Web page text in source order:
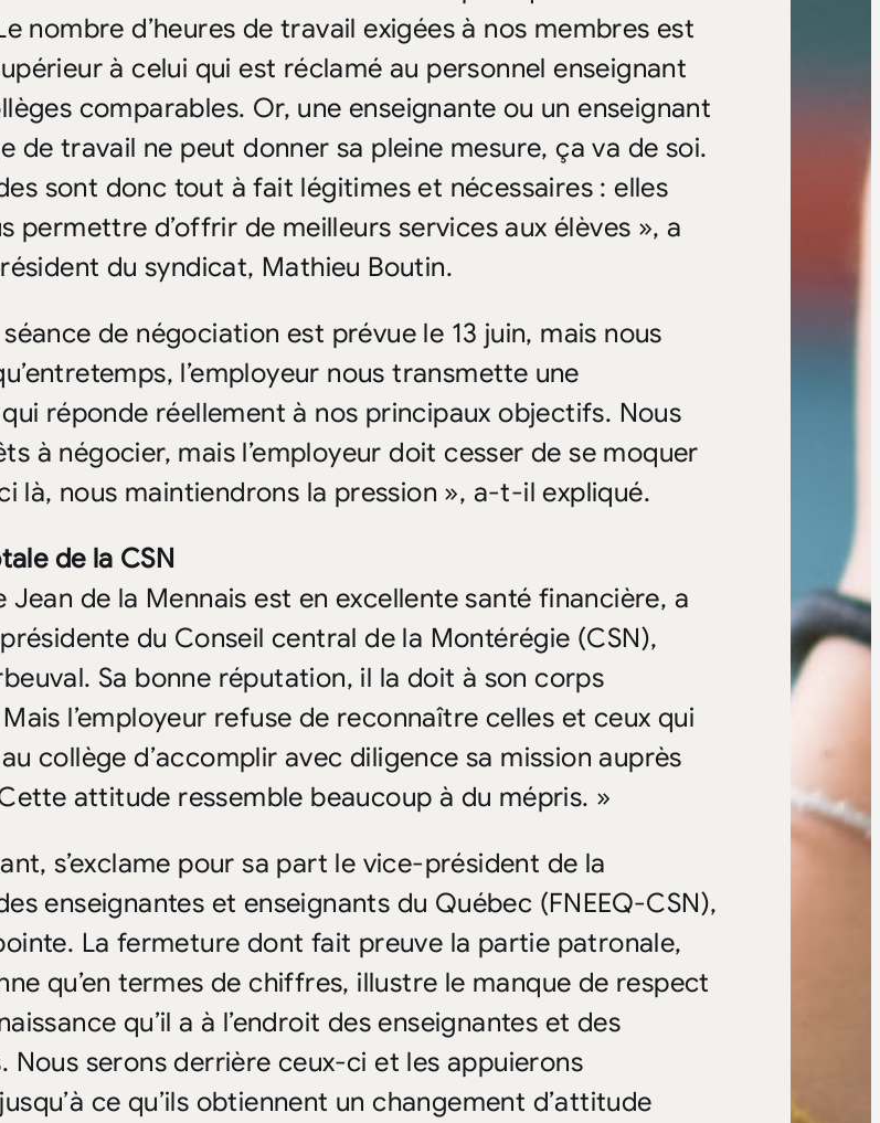
nombre d’heures de travail exigées à nos membres est
à celui qui est réclamé au personnel enseignant
comparables. Or, une enseignante ou un enseignant
de travail ne peut donner sa pleine mesure, ça va de soi.
sont donc tout à fait légitimes et nécessaires : elles
permettre d’offrir de meilleurs services aux élèves », a
du syndicat, Mathieu Boutin.
de négociation est prévue le 13 juin, mais nous
l’employeur nous transmette une
réponde réellement à nos principaux objectifs. Nous
à négocier, mais l’employeur doit cesser de se moquer
là, nous maintiendrons la pression », a-t-il expliqué.
de la CSN
Jean de la Mennais est en excellente santé financière, a
du Conseil central de la Montérégie (CSN),
Sa bonne réputation, il la doit à son corps
l’employeur refuse de reconnaître celles et ceux qui
collège d’accomplir avec diligence sa mission auprès
attitude ressemble beaucoup à du mépris. »
s’exclame pour sa part le vice-président de la
enseignantes et enseignants du Québec (FNEEQ-CSN),
La fermeture dont fait preuve la partie patronale,
qu’en termes de chiffres, illustre le manque de respect
qu’il a à l’endroit des enseignantes et des
Nous serons derrière ceux-ci et les appuierons
ce qu’ils obtiennent un changement d’attitude